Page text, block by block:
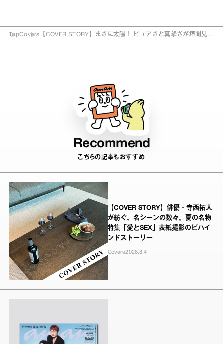
TopCovers 【COVER STORY】まさに太陽！ ピュアさと真摯さが垣間見え
Recommend
こちらの記事もおすすめ
【COVER STORY】俳優・寺西拓人
が紡ぐ、名シーンの数々。夏の名物
特集「愛とSEX」表紙撮影のビハイ
ンドストーリー
Covers2026.8.4